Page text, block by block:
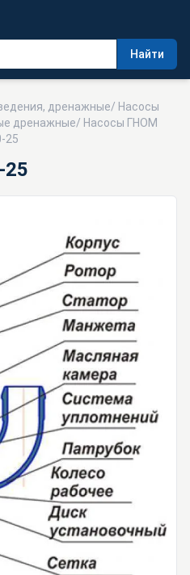
Найти
дренажные/ Насосы
дренажные/ Насосы ГНОМ
25